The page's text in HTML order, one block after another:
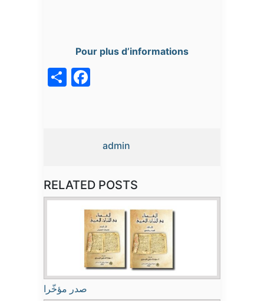
Pour plus d’informations
admin
RELATED POSTS
صدر مؤخّرا